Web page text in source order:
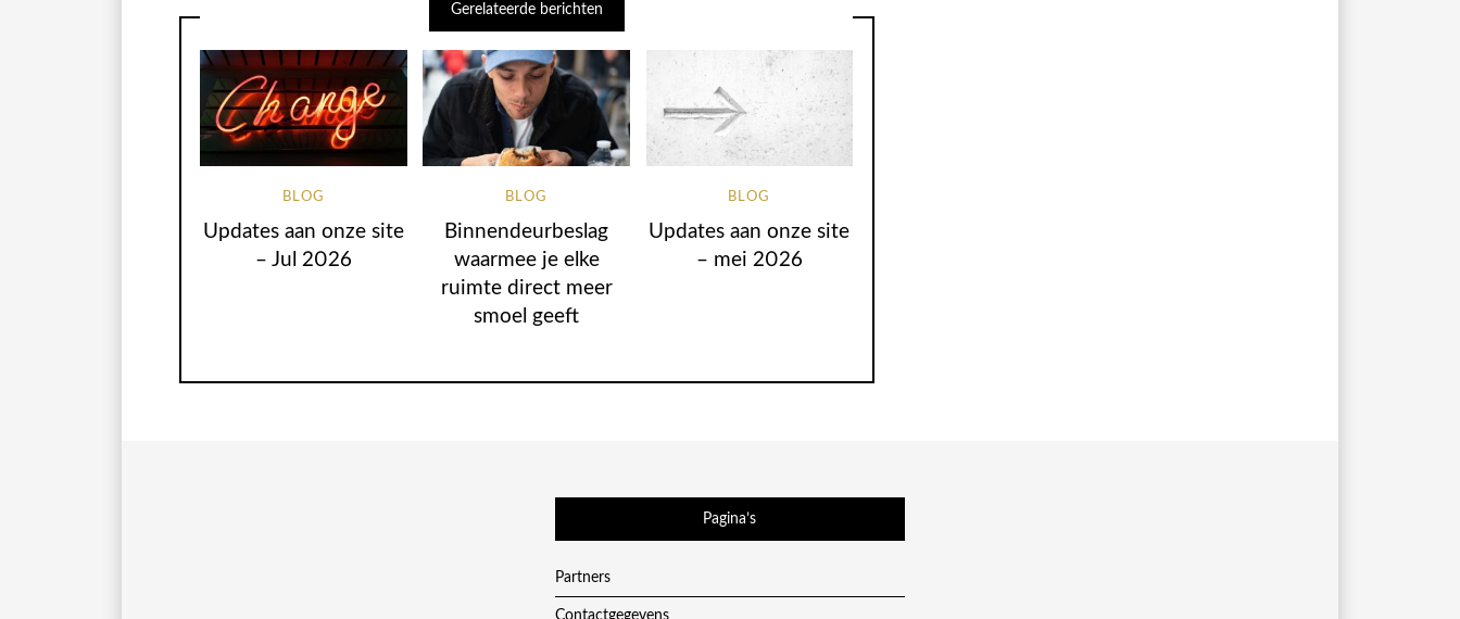
Gerelateerde berichten
BLOG
Updates aan onze site
– Jul 2026
BLOG
Binnendeurbeslag
waarmee je elke
ruimte direct meer
smoel geeft
BLOG
Updates aan onze site
– mei 2026
Pagina’s
Partners
Contactgegevens